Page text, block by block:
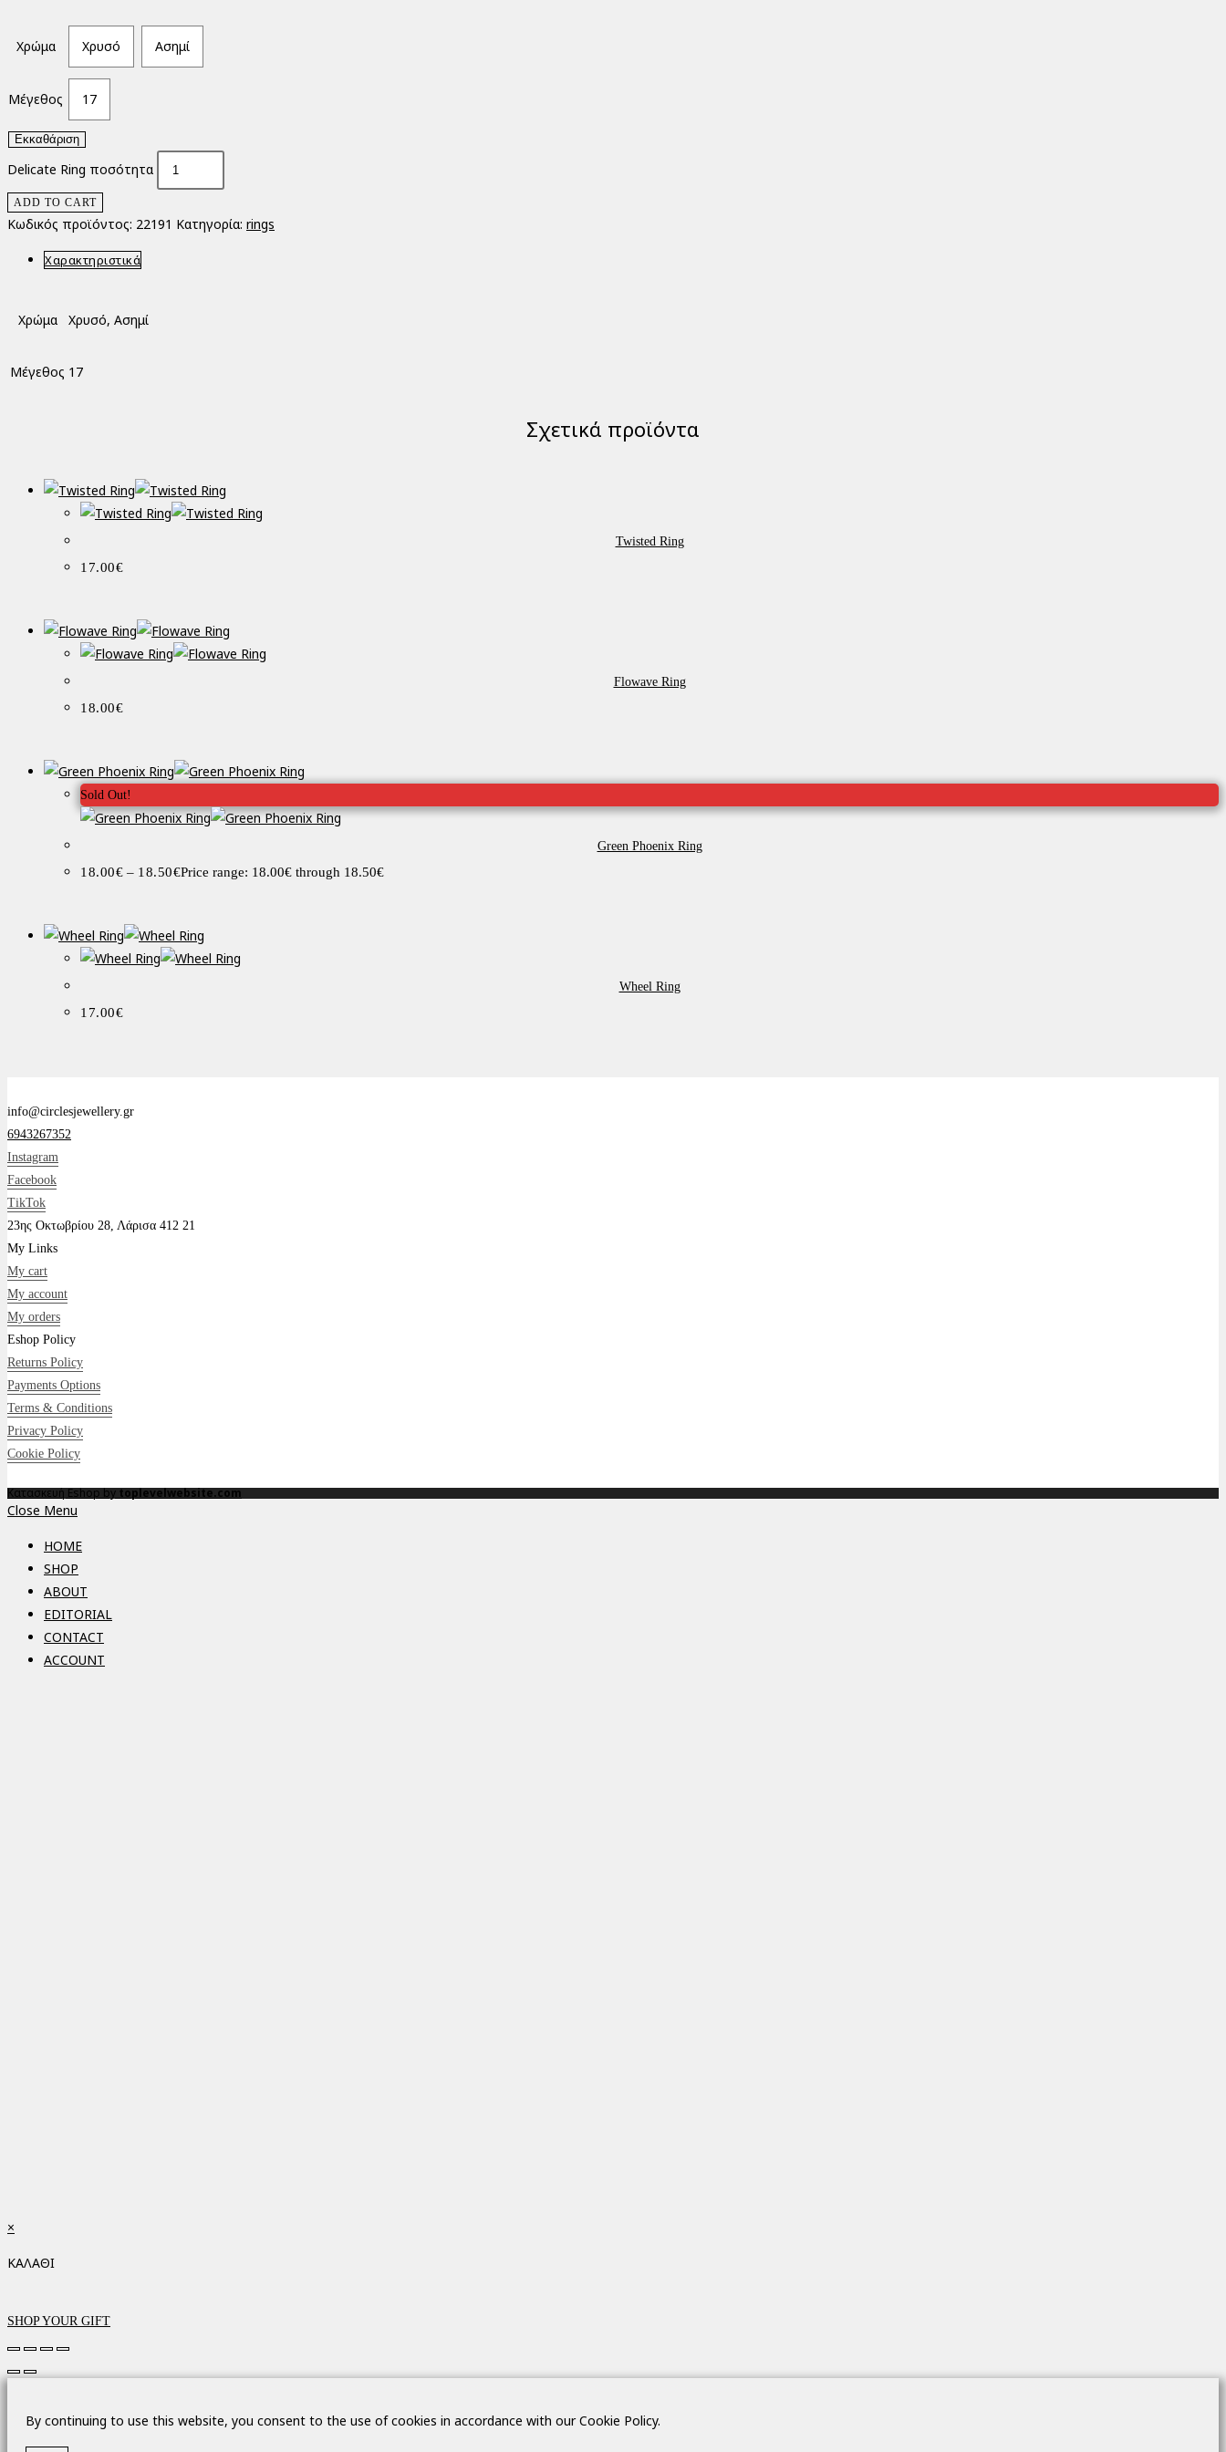
Χρώμα Χρυσό Ασημί
Μέγεθος 17
Εκκαθάριση
Delicate Ring ποσότητα
ADD TO CART
Κωδικός προϊόντος: 22191 Κατηγορία: rings
Χαρακτηριστικά
Χρώμα Χρυσό, Ασημί
Μέγεθος 17
Σχετικά προϊόντα
Twisted Ring
17.00€
Flowave Ring
18.00€
Sold Out!
Green Phoenix Ring
18.00€ – 18.50€Price range: 18.00€ through 18.50€
Wheel Ring
17.00€
info@circlesjewellery.gr
6943267352
Instagram
Facebook
TikTok
23ης Οκτωβρίου 28, Λάρισα 412 21
My Links
My cart
My account
My orders
Eshop Policy
Returns Policy
Payments Options
Terms & Conditions
Privacy Policy
Cookie Policy
Κατασκευή Eshop bytoplevelwebsite.com
Close Menu
HOME
SHOP
ABOUT
EDITORIAL
CONTACT
ACCOUNT
×
ΚΑΛΑΘΙ
SHOP YOUR GIFT
By continuing to use this website, you consent to the use of cookies in accordance with our Cookie Policy.